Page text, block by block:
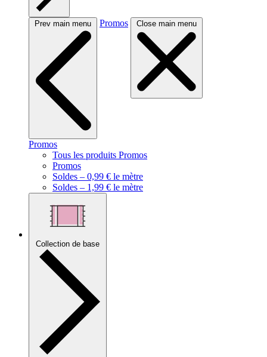
Prev main menu Promos Close main menu
Promos
Tous les produits Promos
Promos
Soldes – 0,99 € le mètre
Soldes – 1,99 € le mètre
Collection de base